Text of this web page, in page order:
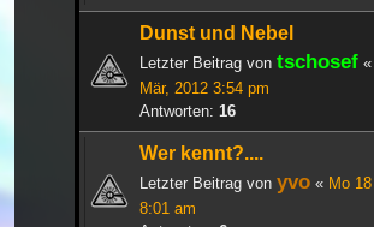
Dunst und Nebel
Letzter Beitrag von tschosef «
Mär, 2012 3:54 pm
Antworten: 16
Wer kennt?....
Letzter Beitrag von yvo « Mo
8:01 am